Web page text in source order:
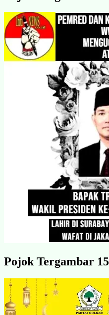
Pojok Tergambar